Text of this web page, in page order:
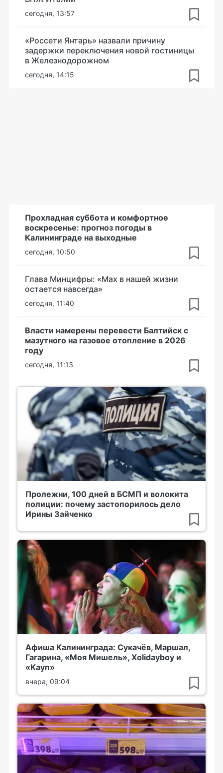
сегодня, 13:57
«Россети Янтарь» назвали причину
задержки переключения новой гостиницы
в Железнодорожном
сегодня, 14:15
Прохладная суббота и комфортное
воскресенье: прогноз погоды в
Калининграде на выходные
сегодня, 10:50
Глава Минцифры: «Мах в нашей жизни
остается навсегда»
сегодня, 11:40
Власти намерены перевести Балтийск с
мазутного на газовое отопление в 2026
году
сегодня, 11:13
Пролежни, 100 дней в БСМП и волокита
полиции: почему застопорилось дело
Ирины Зайченко
Афиша Калининграда: Сукачёв, Маршал,
Гагарина, «Моя Мишель», Xolidayboy и
«Кауп»
вчера, 09:04